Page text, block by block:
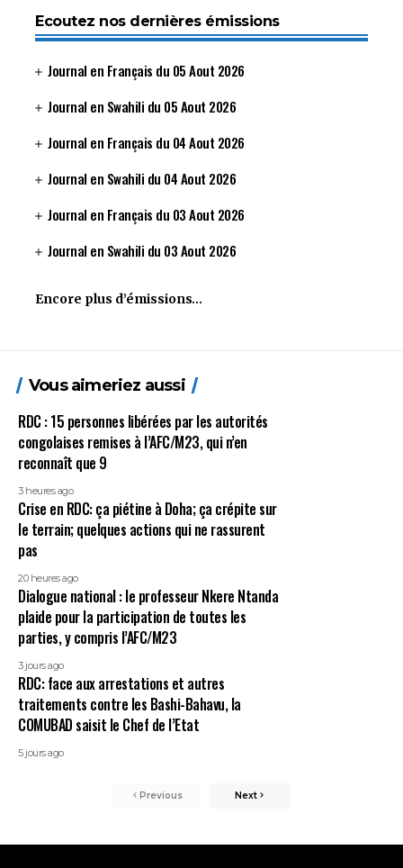
Ecoutez nos dernières émissions
Journal en Français du 05 Aout 2026
Journal en Swahili du 05 Aout 2026
Journal en Français du 04 Aout 2026
Journal en Swahili du 04 Aout 2026
Journal en Français du 03 Aout 2026
Journal en Swahili du 03 Aout 2026
Encore plus d’émissions…
Vous aimeriez aussi
RDC : 15 personnes libérées par les autorités
congolaises remises à l’AFC/M23, qui n’en
reconnaît que 9
3 heures ago
Crise en RDC: ça piétine à Doha; ça crépite sur
le terrain; quelques actions qui ne rassurent
pas
20 heures ago
Dialogue national : le professeur Nkere Ntanda
plaide pour la participation de toutes les
parties, y compris l’AFC/M23
3 jours ago
RDC: face aux arrestations et autres
traitements contre les Bashi-Bahavu, la
COMUBAD saisit le Chef de l’Etat
5 jours ago
Previous Next